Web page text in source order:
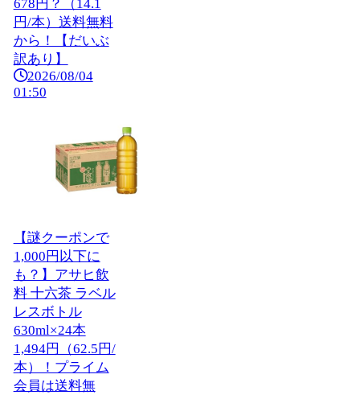
678円？（14.1
円/本）送料無料
から！【だいぶ
訳あり】
2026/08/04
01:50
【謎クーポンで
1,000円以下に
も？】アサヒ飲
料 十六茶 ラベル
レスボトル
630ml×24本
1,494円（62.5円/
本）！プライム
会員は送料無